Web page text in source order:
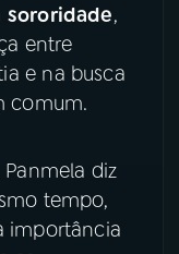
sororidade,
entre
e na busca
comum.
diz
tempo,
importância